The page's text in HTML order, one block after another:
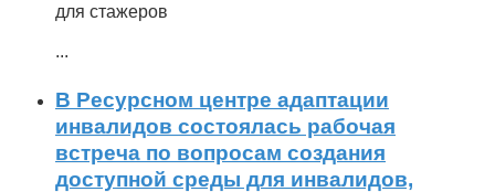
для стажеров
...
В Ресурсном центре адаптации
инвалидов состоялась рабочая
встреча по вопросам создания
доступной среды для инвалидов,